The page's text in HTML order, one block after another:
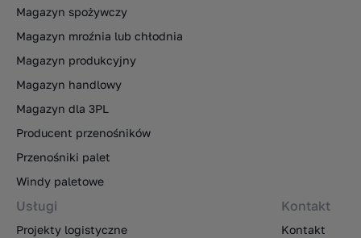
Magazyn spożywczy
Magazyn mroźnia lub chłodnia
Magazyn produkcyjny
Magazyn handlowy
Magazyn dla 3PL
Producent przenośników
Przenośniki palet
Windy paletowe
Usługi
Projekty logistyczne
Kontakt
Kontakt